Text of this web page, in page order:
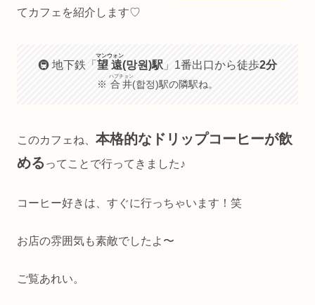
てカフェを紹介します♡
🚇 地下鉄「 望遠
マンウォン
(망원)駅 」1番出口から徒歩2分
※ 合井
ハプチョン
(합정)駅の隣駅ね。
このカフェね、 本格的なドリップコーヒーが飲
める ってことで行ってきました♪
コーヒー好きは、すぐに行っちゃいます！笑
お店の雰囲気も素敵でしたよ〜
ご覧あれい。